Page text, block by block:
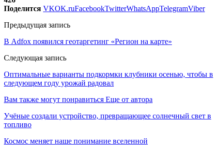
Поделится VKOK.ruFacebookTwitterWhatsAppTelegramViber
Предыдущая запись
В Adfox появился геотаргетинг «Регион на карте»
Следующая запись
Оптимальные варианты подкормки клубники осенью, чтобы в
следующем году урожай радовал
Вам также могут понравиться Еще от автора
Учёные создали устройство, превращающее солнечный свет в
топливо
Космос меняет наше понимание вселенной